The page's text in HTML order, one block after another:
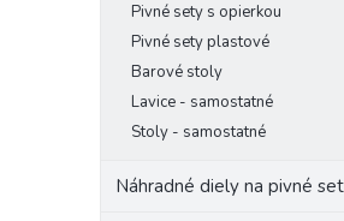
Pivné sety s opierkou
Pivné sety plastové
Barové stoly
Lavice - samostatné
Stoly - samostatné
Náhradné diely na pivné